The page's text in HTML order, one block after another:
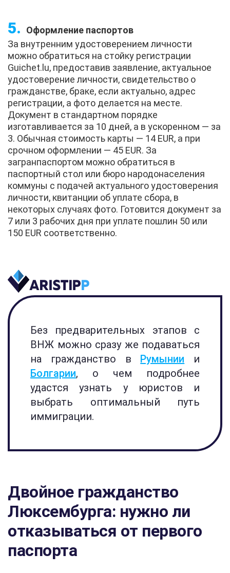
Оформление паспортов
За внутренним удостоверением личности
можно обратиться на стойку регистрации
Guichet.lu, предоставив заявление, актуальное
удостоверение личности, свидетельство о
гражданстве, браке, если актуально, адрес
регистрации, а фото делается на месте.
Документ в стандартном порядке
изготавливается за 10 дней, а в ускоренном — за
3. Обычная стоимость карты — 14 EUR, а при
срочном оформлении — 45 EUR. За
загранпаспортом можно обратиться в
паспортный стол или бюро народонаселения
коммуны с подачей актуального удостоверения
личности, квитанции об уплате сбора, в
некоторых случаях фото. Готовится документ за
7 или 3 рабочих дня при уплате пошлин 50 или
150 EUR соответственно.
Без предварительных этапов с
ВНЖ можно сразу же подаваться
на гражданство в
Румынии и
Болгарии, о чем подробнее
удастся узнать у юристов и
выбрать оптимальный путь
иммиграции.
Двойное гражданство
Люксембурга: нужно ли
отказываться от первого
паспорта